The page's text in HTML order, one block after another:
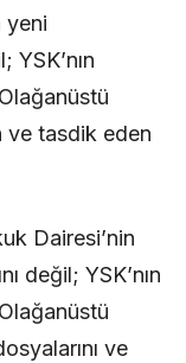
yeni
YSK’nın
ve tasdik eden
Dairesi’nin
değil; YSK’nın
ve